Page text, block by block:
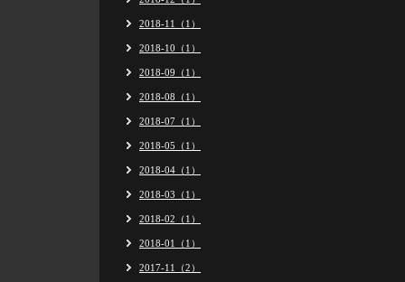
2018-11（1）
2018-10（1）
2018-09（1）
2018-08（1）
2018-07（1）
2018-05（1）
2018-04（1）
2018-03（1）
2018-02（1）
2018-01（1）
2017-11（2）